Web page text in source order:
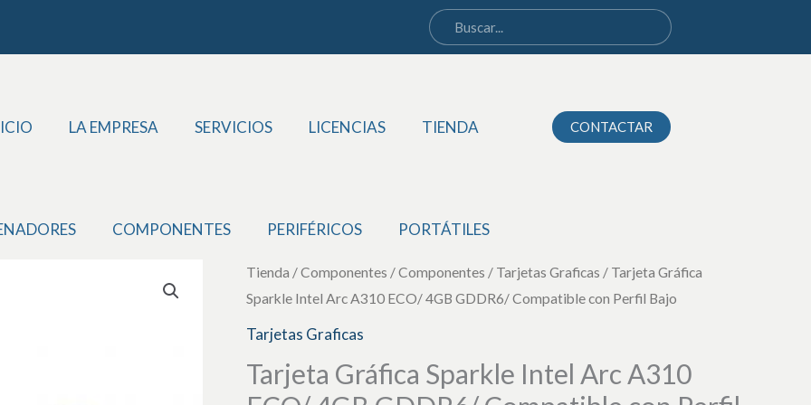
LA EMPRESA SERVICIOS LICENCIAS TIENDA CONTACTAR
COMPONENTES PERIFÉRICOS PORTÁTILES
Tienda /Componentes /Componentes / Tarjetas Graficas / Tarjeta Gráfica
Sparkle Intel Arc A310 ECO/ 4GB GDDR6/ Compatible con Perfil Bajo
Tarjetas Graficas
Tarjeta Gráfica Sparkle Intel Arc A310
Tarjeta
Gráfica
Sparkle
Arc
Intel
Arc
Bajo
cantidad